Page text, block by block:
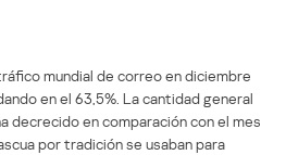
mundial de correo en diciembre
en el 63,5%. La cantidad general
decrecido en comparación con el mes
por tradición se usaban para